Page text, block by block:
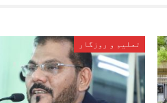
تعلیم و روزگار